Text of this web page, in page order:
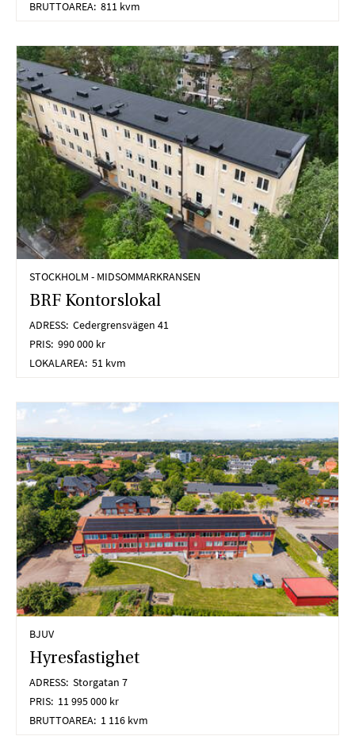
BRUTTOAREA: 811 kvm
STOCKHOLM - MIDSOMMARKRANSEN
BRF Kontorslokal
ADRESS: Cedergrensvägen 41
PRIS: 990 000 kr
LOKALAREA: 51 kvm
BJUV
Hyresfastighet
ADRESS: Storgatan 7
PRIS: 11 995 000 kr
BRUTTOAREA: 1 116 kvm
Analytics,
Google Tag
Manager.
Upplevelse
För att vår
hemsida ska
prestera så
bra som
möjligt under
ditt besök.
Om du nekar
Marknadsföring
Cookies för
marknadsföring
används för att spåra
besökare på
webbplatser. Avsikten
är att visa annonser
som är relevanta och
engagerande för
enskilda användare,